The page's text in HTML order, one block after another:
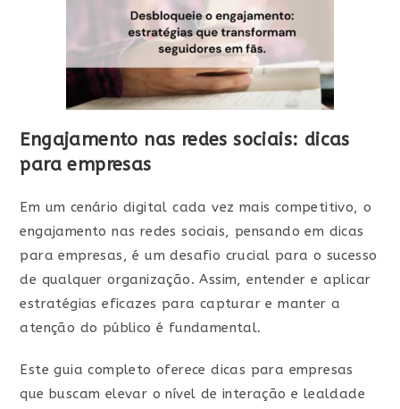
Engajamento nas redes sociais: dicas
para empresas
Em um cenário digital cada vez mais competitivo, o
engajamento nas redes sociais, pensando em dicas
para empresas, é um desafio crucial para o sucesso
de qualquer organização. Assim, entender e aplicar
estratégias eficazes para capturar e manter a
atenção do público é fundamental.
Este guia completo oferece dicas para empresas
que buscam elevar o nível de interação e lealdade